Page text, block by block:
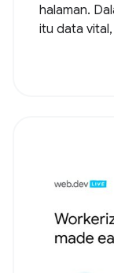
halaman.
itu data vital,